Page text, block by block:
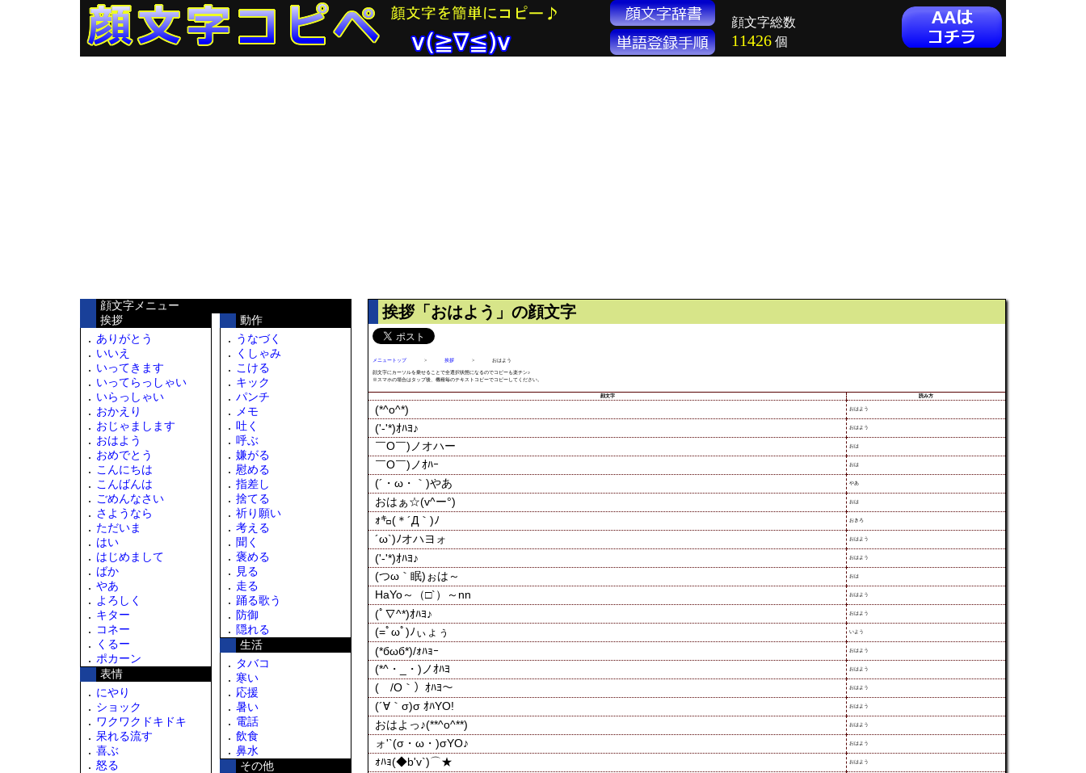
顔文字総数
11426 個
顔文字メニュー
挨拶
ありがとう
いいえ
いってきます
いってらっしゃい
いらっしゃい
おかえり
おじゃまします
おはよう
おめでとう
こんにちは
こんばんは
ごめんなさい
さようなら
ただいま
はい
はじめまして
ばか
やあ
よろしく
キター
コネー
くるー
ポカーン
表情
にやり
ショック
ワクワクドキドキ
呆れる流す
喜ぶ
怒る
動作
うなづく
くしゃみ
こける
キック
パンチ
メモ
吐く
呼ぶ
嫌がる
慰める
指差し
捨てる
祈り願い
考える
聞く
褒める
見る
走る
踊る歌う
防御
隠れる
生活
タバコ
寒い
応援
暑い
電話
飲食
鼻水
その他
挨拶「おはよう」の顔文字
メニュートップ > 挨拶 > おはよう
顔文字にカーソルを乗せることで全選択状態になるのでコピーも楽チン♪
※スマホの場合はタップ後、機種毎のテキストコピーでコピーしてください。
顔文字 読み方
おはよう
おはよう
おは
おは
やあ
おは
おきろ
おはよう
おはよう
おは
おはよう
おはよう
いよう
おはよう
おはよう
おはよう
おはよう
おはよう
おはよう
おはよう